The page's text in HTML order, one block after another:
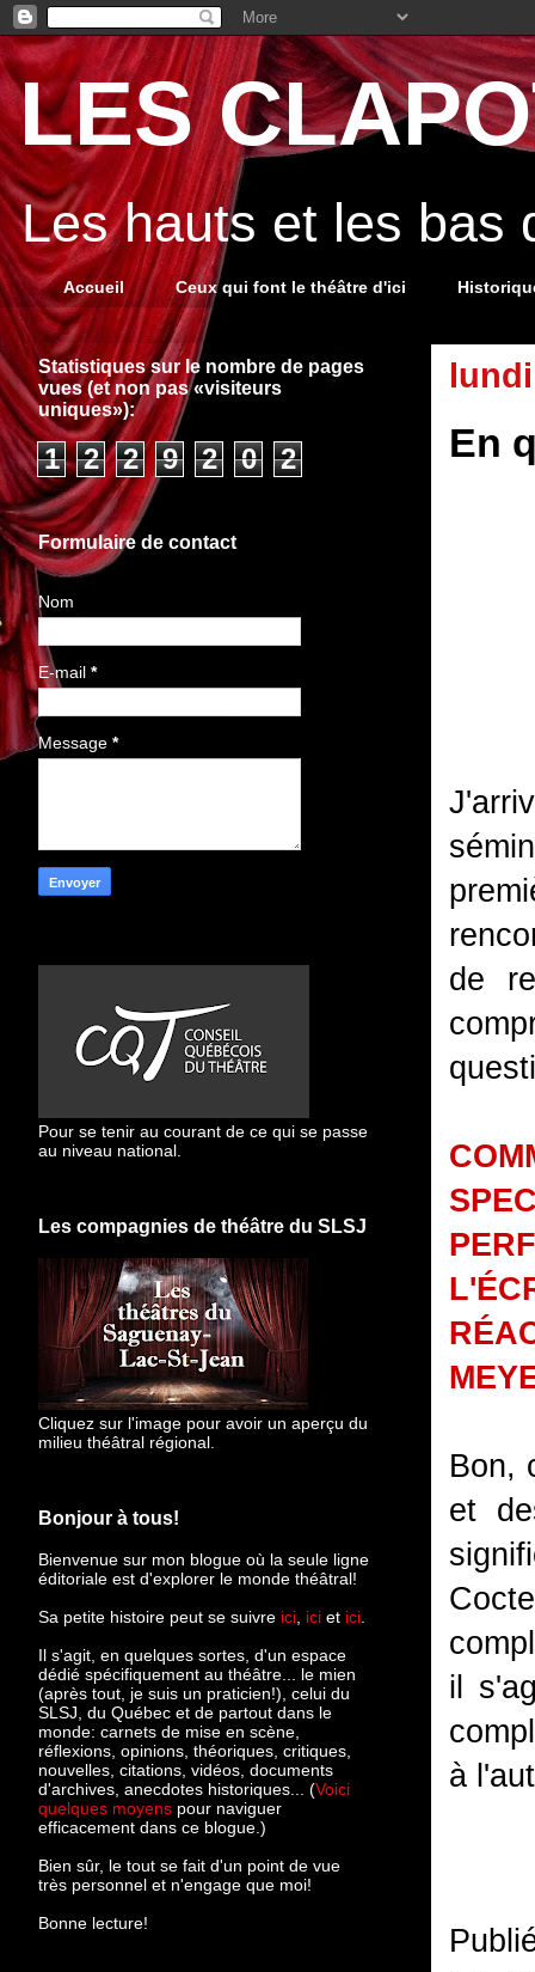
LES
Les hauts et les bas
Accueil Ceux qui font le théâtre d'ici
En
de
Bon,
et
il
à
Statistiques sur le nombre de pages
vues (et non pas «visiteurs
uniques»):
1 2 2 9 2 0 2
Formulaire de contact
Nom
E-mail *
Message *
Pour se tenir au courant de ce qui se passe
au niveau national.
Les compagnies de théâtre du SLSJ
Cliquez sur l'image pour avoir un aperçu du
milieu théâtral régional.
Bonjour à tous!
Bienvenue sur mon blogue où la seule ligne
éditoriale est d'explorer le monde théâtral!
Sa petite histoire peut se suivre ici ici et ici
Il s'agit, en quelques sortes, d'un espace
dédié spécifiquement au théâtre... le mien
(après tout, je suis un praticien!), celui du
SLSJ, du Québec et de partout dans le
monde: carnets de mise en scène,
réflexions, opinions, théoriques, critiques,
nouvelles, citations, vidéos, documents
d'archives, anecdotes historiques... (Voici
quelques moyens pour naviguer
efficacement dans ce blogue.)
Bien sûr, le tout se fait d'un point de vue
très personnel et n'engage que moi!
Bonne lecture!